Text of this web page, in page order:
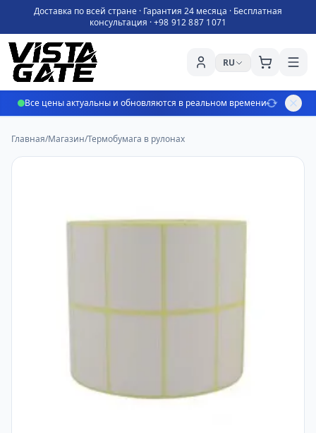
Доставка по всей стране · Гарантия 24 месяца · Бесплатная
консультация ·+98 912 887 1071
RU
Все цены актуальны и обновляются в реальном времени
Главная/Магазин/Термобумага в рулонах